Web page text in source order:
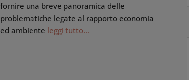
fornire una breve panoramica delle
problematiche legate al rapporto economia
ed ambiente leggi tutto…